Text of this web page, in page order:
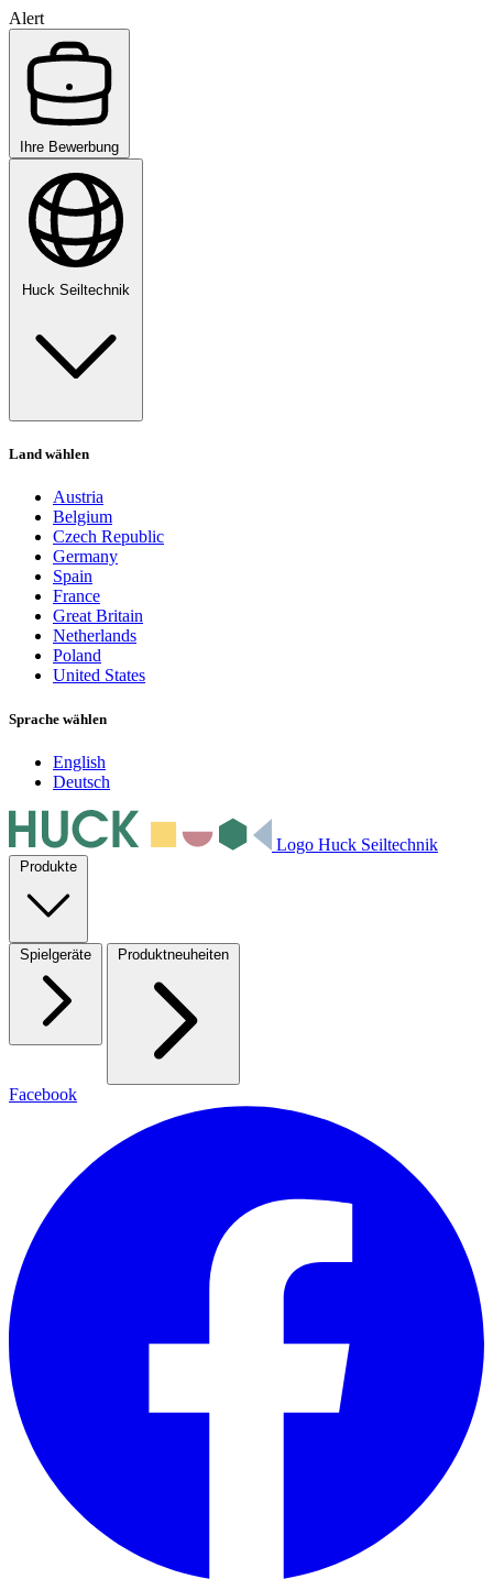
Alert
Ihre Bewerbung
Huck Seiltechnik
Land wählen
Austria
Belgium
Czech Republic
Germany
Spain
France
Great Britain
Netherlands
Poland
United States
Sprache wählen
English
Deutsch
Logo Huck Seiltechnik
Produkte
Spielgeräte Produktneuheiten
Facebook